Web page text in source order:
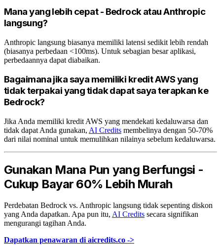
Mana yang lebih cepat - Bedrock atau Anthropic
langsung?
Anthropic langsung biasanya memiliki latensi sedikit lebih rendah
(biasanya perbedaan <100ms). Untuk sebagian besar aplikasi,
perbedaannya dapat diabaikan.
Bagaimana jika saya memiliki kredit AWS yang
tidak terpakai yang tidak dapat saya terapkan ke
Bedrock?
Jika Anda memiliki kredit AWS yang mendekati kedaluwarsa dan
tidak dapat Anda gunakan, AI Credits membelinya dengan 50-70%
dari nilai nominal untuk memulihkan nilainya sebelum kedaluwarsa.
Gunakan Mana Pun yang Berfungsi -
Cukup Bayar 60% Lebih Murah
Perdebatan Bedrock vs. Anthropic langsung tidak sepenting diskon
yang Anda dapatkan. Apa pun itu, AI Credits secara signifikan
mengurangi tagihan Anda.
Dapatkan penawaran di aicredits.co ->